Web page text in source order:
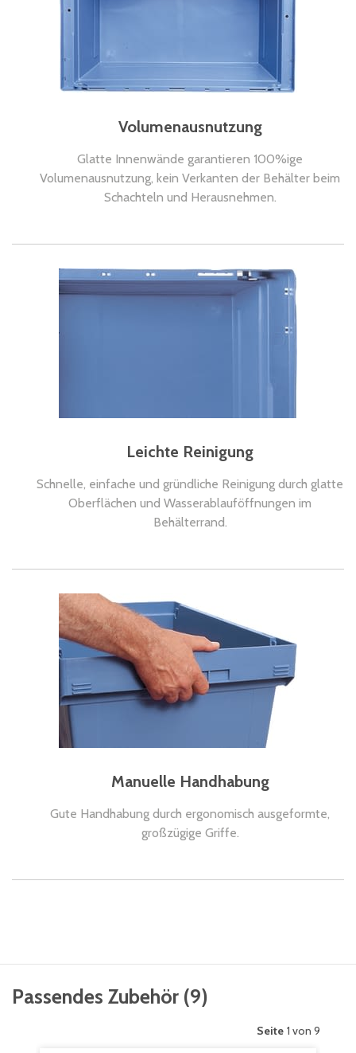
Volumenausnutzung
Glatte Innenwände garantieren 100%ige
Volumenausnutzung, kein Verkanten der Behälter beim
Schachteln und Herausnehmen.
Leichte Reinigung
Schnelle, einfache und gründliche Reinigung durch glatte
Oberflächen und Wasserablauföffnungen im
Behälterrand.
Manuelle Handhabung
Gute Handhabung durch ergonomisch ausgeformte,
großzügige Griffe.
Passendes Zubehör (9)
Seite 1 von 9